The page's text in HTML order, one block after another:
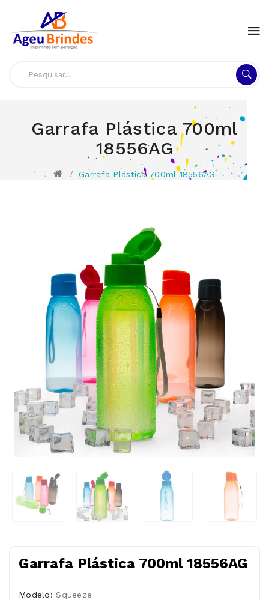
Garrafa Plástica 700ml
18556AG
Garrafa Plástica 700ml 18556AG
Garrafa Plástica 700ml 18556AG
Modelo:Squeeze